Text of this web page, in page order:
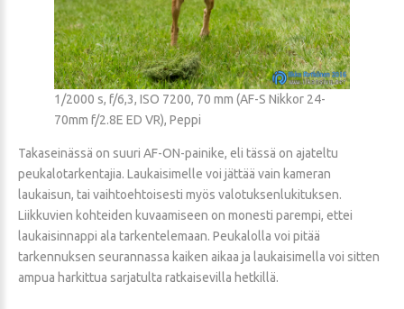
1/2000 s, f/6,3, ISO 7200, 70 mm (AF-S Nikkor 24-
70mm f/2.8E ED VR), Peppi
Takaseinässä on suuri AF-ON-painike, eli tässä on ajateltu
peukalotarkentajia. Laukaisimelle voi jättää vain kameran
laukaisun, tai vaihtoehtoisesti myös valotuksenlukituksen.
Liikkuvien kohteiden kuvaamiseen on monesti parempi, ettei
laukaisinnappi ala tarkentelemaan. Peukalolla voi pitää
tarkennuksen seurannassa kaiken aikaa ja laukaisimella voi sitten
ampua harkittua sarjatulta ratkaisevilla hetkillä.